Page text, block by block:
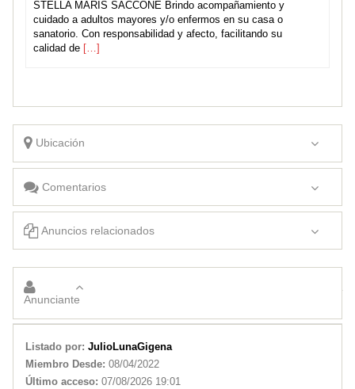
STELLA MARIS SACCONE Brindo acompañamiento y
cuidado a adultos mayores y/o enfermos en su casa o
sanatorio. Con responsabilidad y afecto, facilitando su
calidad de […]
Ubicación
Comentarios
Anuncios relacionados
PARAPSICOLOGIA – PARAPSICOLOGIA ONLINE
Anunciante
Listado por: JulioLunaGigena
Miembro Desde: 08/04/2022
Último acceso: 07/08/2026 19:01